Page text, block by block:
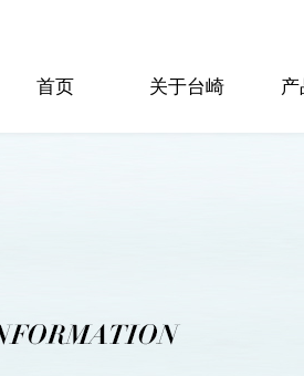
首页 关于台崎 产